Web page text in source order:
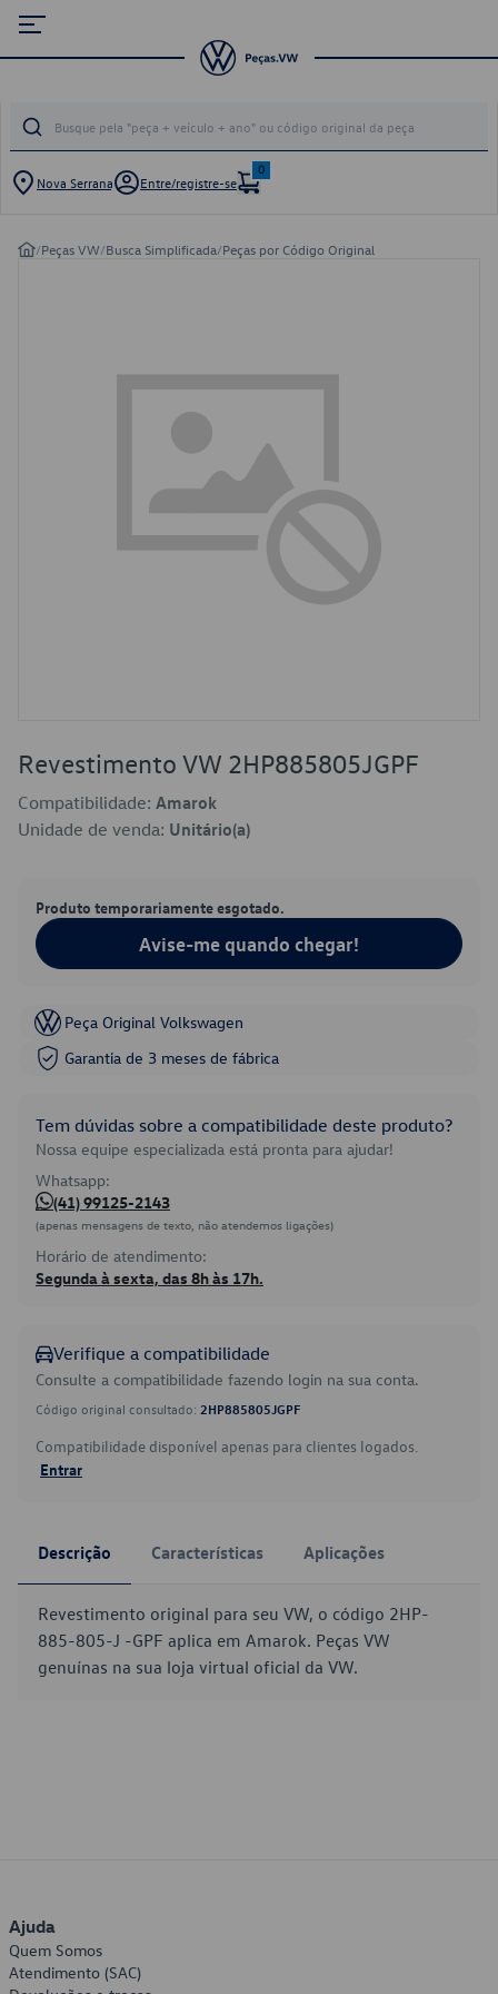
Nova Serrana Entre/registre-se
0
/Peças VW/Busca Simplificada/Peças por Código Original
Revestimento VW 2HP885805JGPF
Compatibilidade: Amarok
Unidade de venda: Unitário(a)
Produto temporariamente esgotado.
Avise-me quando chegar!
Peça Original Volkswagen
Garantia de 3 meses de fábrica
Tem dúvidas sobre a compatibilidade deste produto?
Nossa equipe especializada está pronta para ajudar!
Whatsapp:
(41) 99125-2143
(apenas mensagens de texto, não atendemos ligações)
Horário de atendimento:
Segunda à sexta, das 8h às 17h.
Verifique a compatibilidade
Consulte a compatibilidade fazendo login na sua conta.
Código original consultado: 2HP885805JGPF
Compatibilidade disponível apenas para clientes logados.
Entrar
Descrição Características Aplicações
Revestimento original para seu VW, o código 2HP-
885-805-J -GPF aplica em Amarok. Peças VW
genuínas na sua loja virtual oficial da VW.
Ajuda
Quem Somos
Atendimento (SAC)